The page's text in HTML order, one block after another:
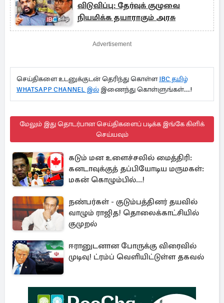
விடுவிப்பு: தேர்வுக் குழுவை
நியமிக்க தயாராகும் அரசு
Advertisement
செய்திகளை உடனுக்குடன் தெரிந்து கொள்ளIBC தமிழ்
WHATSAPP CHANNEL இல் இணைந்து கொள்ளுங்கள்...!
மேலும் இது தொடர்பான செய்திகளைப் படிக்க இங்கே கிளிக்
செய்யவும்
கடும் மன உளைச்சலில் மைத்திரி:
கனடாவுக்குத் தப்பியோடிய மருமகள்:
மகன் கொழும்பில்...!
நண்பர்கள் - குடும்பத்தினர் தயவில்
வாழும் ராஜித! தொலைக்காட்சியில்
குமுறல்
ஈரானுடனான போருக்கு விரைவில்
முடிவு! ட்ரம்ப் வெளியிட்டுள்ள தகவல்